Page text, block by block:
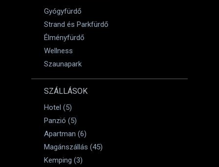
Gyógyfürdő
Strand és Parkfürdő
Élményfürdő
Wellness
Szaunapark
SZÁLLÁSOK
Hotel (5)
Panzió (5)
Apartman (6)
Magánszállás (45)
Kemping (3)